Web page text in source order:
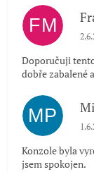
FM
Doporučuji
dobře zabalené
MP
Konzole byla
jsem spokojen.